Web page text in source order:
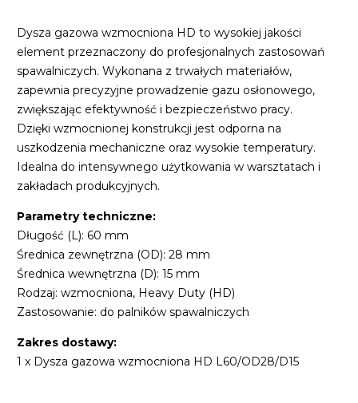
Dysza gazowa wzmocniona HD to wysokiej jakości
element przeznaczony do profesjonalnych zastosowań
spawalniczych. Wykonana z trwałych materiałów,
zapewnia precyzyjne prowadzenie gazu osłonowego,
zwiększając efektywność i bezpieczeństwo pracy.
Dzięki wzmocnionej konstrukcji jest odporna na
uszkodzenia mechaniczne oraz wysokie temperatury.
Idealna do intensywnego użytkowania w warsztatach i
zakładach produkcyjnych.
Parametry techniczne:
Długość (L): 60 mm
Średnica zewnętrzna (OD): 28 mm
Średnica wewnętrzna (D): 15 mm
Rodzaj: wzmocniona, Heavy Duty (HD)
Zastosowanie: do palników spawalniczych
Zakres dostawy:
1 x Dysza gazowa wzmocniona HD L60/OD28/D15